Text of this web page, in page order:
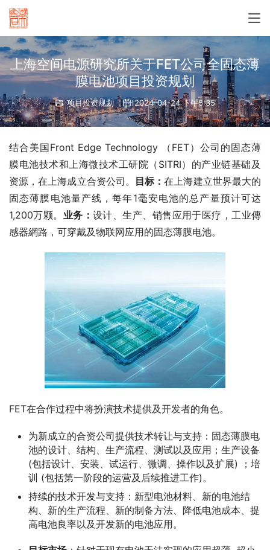
上海空间电源研究所关于FET公司全固态薄
膜电池项目投资规划
项目投资规划 2024-04-24 下午5:35
结合美国Front Edge Technology （FET）公司的固态薄
膜电池技术和上海微技术工研院（SITRI）的产业链基础及
资源，在上海成立合资公司。 目标：在上海建立世界最大的
固态薄膜电池量产线，每年1毫安电池的总产量预计可达
1,200万颗。 业务 ：设计、生产、销售应用于医疗，工业傳
感器網路，可穿戴及物联网应用的固态薄膜电池。
FET在合作过程中将扮演技术提供及开发者的角色。
为新成立的合资公司提供技术转让与支持：固态薄膜电
池的设计、结构、生产流程、测试以及应用；生产设备
(包括设计、安装、试运行、微调、操作以及扩展) ；培
训 (包括第一阶段的运营及后续推进工作)。
持续的技术开发与支持：新型电池材料、新的电池结
构、新的生产流程、新的制备方法、降低电池成本、提
高电池良率以及开发新的电池应用。